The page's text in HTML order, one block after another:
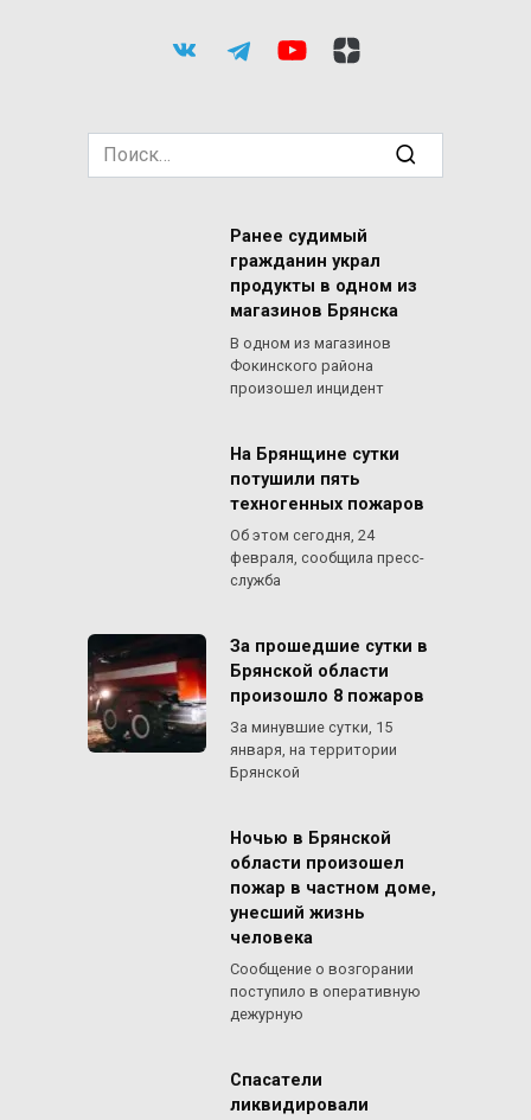
Search
for:
Ранее судимый
гражданин украл
продукты в одном из
магазинов Брянска
В одном из магазинов
Фокинского района
произошел инцидент
На Брянщине сутки
потушили пять
техногенных пожаров
Об этом сегодня, 24
февраля, сообщила пресс-
служба
За прошедшие сутки в
Брянской области
произошло 8 пожаров
За минувшие сутки, 15
января, на территории
Брянской
Ночью в Брянской
области произошел
пожар в частном доме,
унесший жизнь
человека
Сообщение о возгорании
поступило в оперативную
дежурную
Спасатели
ликвидировали